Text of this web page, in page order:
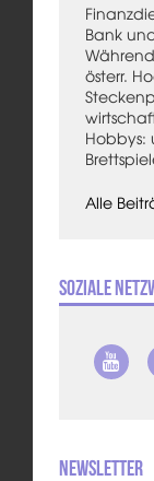
Bank
österr.
Hobbys:
Alle
Soziale
Newsletter